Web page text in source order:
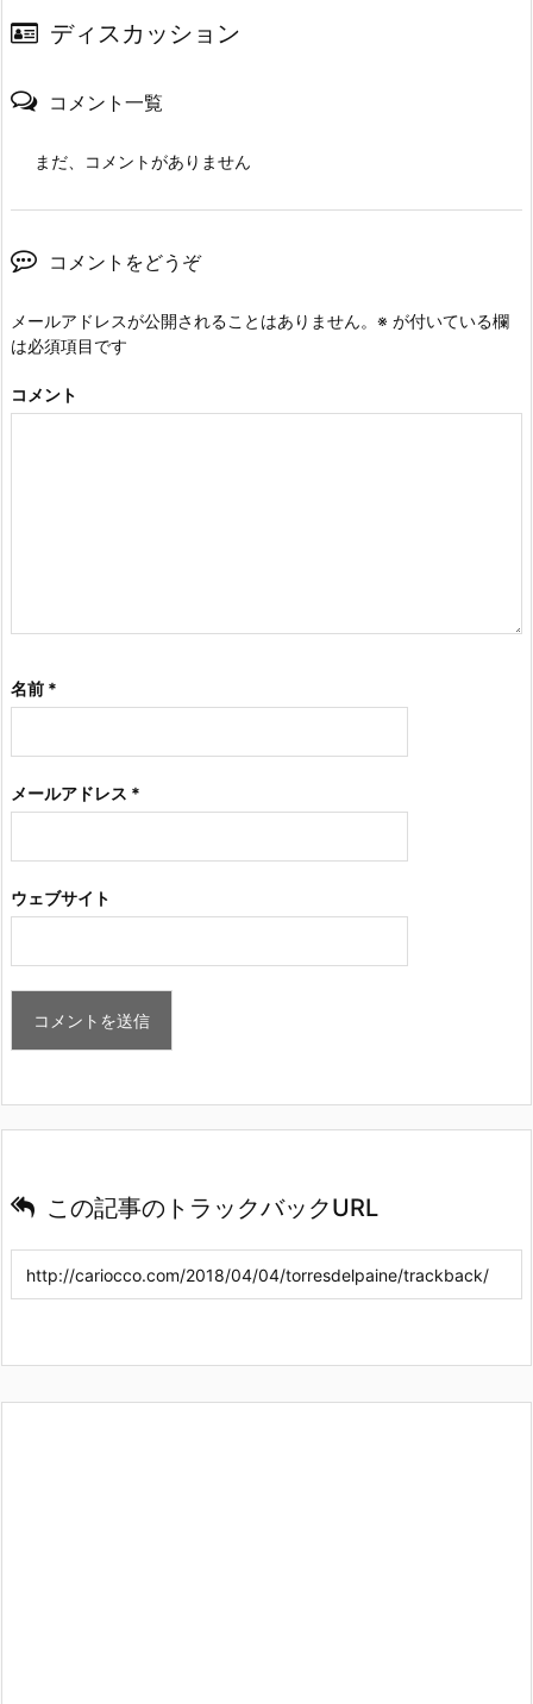
ディスカッション
コメント一覧
まだ、コメントがありません
コメントをどうぞ
メールアドレスが公開されることはありません。 ※ が付いている欄
は必須項目です
コメント
名前 *
メールアドレス *
ウェブサイト
この記事のトラックバックURL